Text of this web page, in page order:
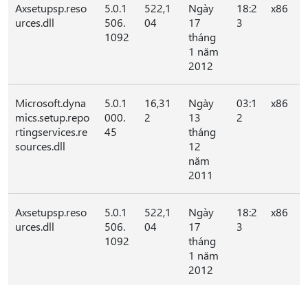
Axsetupsp.reso
urces.dll
5.0.1
506.
1092
522,1
04
Ngày
17
tháng
1 năm
2012
18:2
3
x86
Microsoft.dyna
mics.setup.repo
rtingservices.re
sources.dll
5.0.1
000.
45
16,31
2
Ngày
13
tháng
12
năm
2011
03:1
2
x86
Axsetupsp.reso
urces.dll
5.0.1
506.
1092
522,1
04
Ngày
17
tháng
1 năm
2012
18:2
3
x86